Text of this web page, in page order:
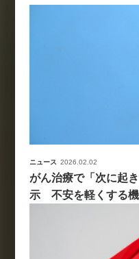
ニュース 2026.02.02
がん治療で「次に起
示 不安を軽くする機